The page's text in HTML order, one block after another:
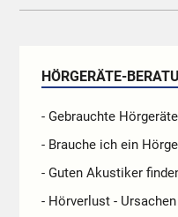
HÖRGERÄTE-
- Gebrauchte
- Brauche ich ein
- Guten Akustiker
- Hörverlust - Ursachen